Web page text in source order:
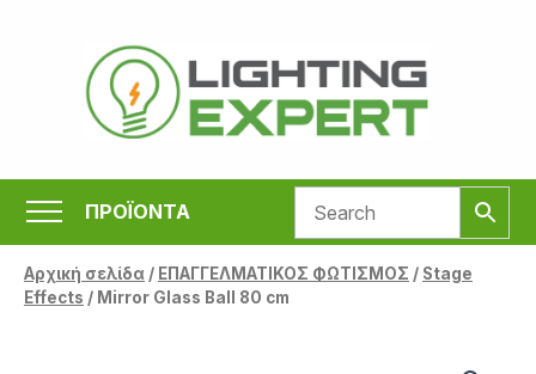
περιεχόμενο
ΠΡΟΪΟΝΤΑ
Αρχική σελίδα/ ΕΠΑΓΓΕΛΜΑΤΙΚΟΣ ΦΩΤΙΣΜΟΣ / Stage
Effects / Mirror Glass Ball 80 cm